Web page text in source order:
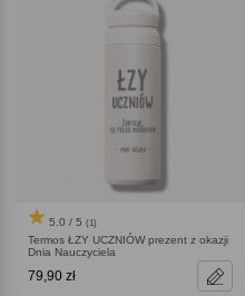
5.0 / 5 (1)
Termos ŁZY UCZNIÓW prezent z okazji
Dnia Nauczyciela
79,90 zł